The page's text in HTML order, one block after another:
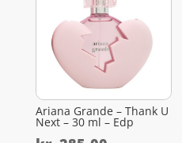
Ariana Grande – Thank U
Next – 30 ml – Edp